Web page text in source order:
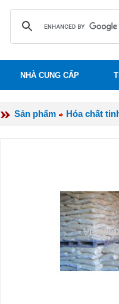
NHÀ CUNG CẤP
Sản phẩm Hóa chất